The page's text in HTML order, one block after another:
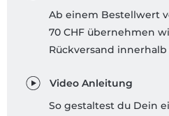
Ab einem Bestellwert
70 CHF übernehmen
Rückversand
Video Anleitung
So gestaltest du Dein